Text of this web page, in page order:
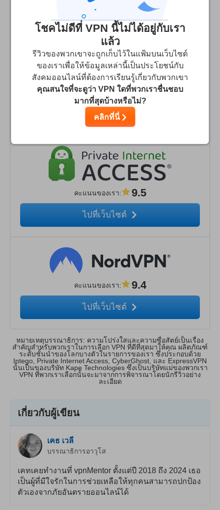
ไปที่เว็บไซต์
คะแนนของเรา: 9.7
ไปที่เว็บไซต์
คะแนนของเรา: 9.5
ไปที่เว็บไซต์
คะแนนของเรา: 9.4
ไปที่เว็บไซต์
หมายเหตุบรรณาธิการ: ความโปร่งใสและความซื่อสัตย์เป็นเรื่อง
สำคัญสำหรับพวกเราในการเลือก VPN ที่ดีที่สุดมาให้คุณ ผลิตภัณฑ์
ระดับชั้นนำของโลกบางตัวในรายการของเรา ซึ่งประกอบด้วย
Intego, Private Internet Access, CyberGhost, และ ExpressVPN
นั้นเป็นของบริษัท Kape Technologies ซึ่งเป็นบริษัทแม่ของพวกเรา
VPN ที่พวกเราเลือกนั้นจะมาจากการพิจารณาโดยนักรีวิวอย่าง
ละเอียด
เกี่ยวกับผู้เขียน
เคธ เวลี
บรรณาธิการอาวุโส
เคทเคยทำงานที่ vpnMentor ตั้งแต่ปี 2018 ถึง 2024 เธอ
เป็นผู้ที่มีใจรักในการช่วยเหลือให้ทุกคนสามารถปกป้อง
ตัวเองจากภัยอันตรายออนไลน์ได้
โชคไม่ดีที่ VPN นี้ไม่ได้อยู่กับเรา
แล้ว
รีวิวของพวกเขาจะถูกเก็บไว้ในแฟ้มบนเว็บไซต์
ของเราเพื่อให้ข้อมูลเหล่านี้เป็นประโยชน์กับ
สังคมออนไลน์ที่ต้องการเรียนรู้เกี่ยวกับพวกเขา
คุณสนใจที่จะดูว่า VPN ใดที่พวกเราชื่นชอบ
มากที่สุดบ้างหรือไม่?
คลิกที่นี่